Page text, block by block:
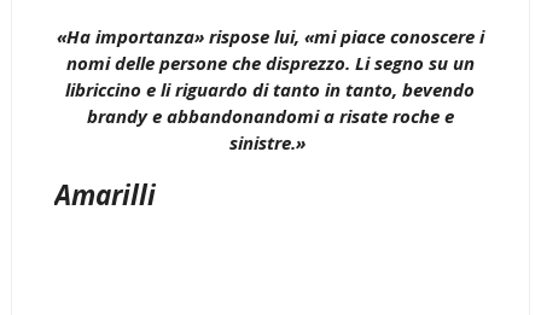
«Ha importanza» rispose lui, «mi piace conoscere i
nomi delle persone che disprezzo. Li segno su un
libriccino e li riguardo di tanto in tanto, bevendo
brandy e abbandonandomi a risate roche e
sinistre.»
Amarilli